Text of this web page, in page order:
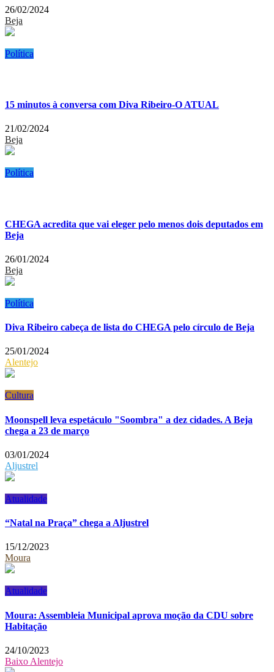
26/02/2024
Beja
Política
15 minutos à conversa com Diva Ribeiro-O ATUAL
21/02/2024
Beja
Política
CHEGA acredita que vai eleger pelo menos dois deputados em
Beja
26/01/2024
Beja
Política
Diva Ribeiro cabeça de lista do CHEGA pelo círculo de Beja
25/01/2024
Alentejo
Cultura
Moonspell leva espetáculo "Soombra" a dez cidades. A Beja
chega a 23 de março
03/01/2024
Aljustrel
Atualidade
“Natal na Praça” chega a Aljustrel
15/12/2023
Moura
Atualidade
Moura: Assembleia Municipal aprova moção da CDU sobre
Habitação
24/10/2023
Baixo Alentejo